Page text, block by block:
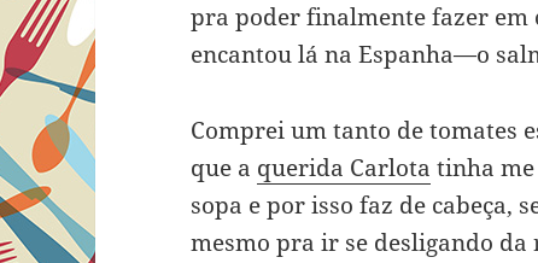
pra poder finalmente fazer em
encantou lá na Espanha—o
Comprei um tanto de tomates
que a querida Carlota tinha me
sopa e por isso faz de cabeça,
mesmo pra ir se desligando da